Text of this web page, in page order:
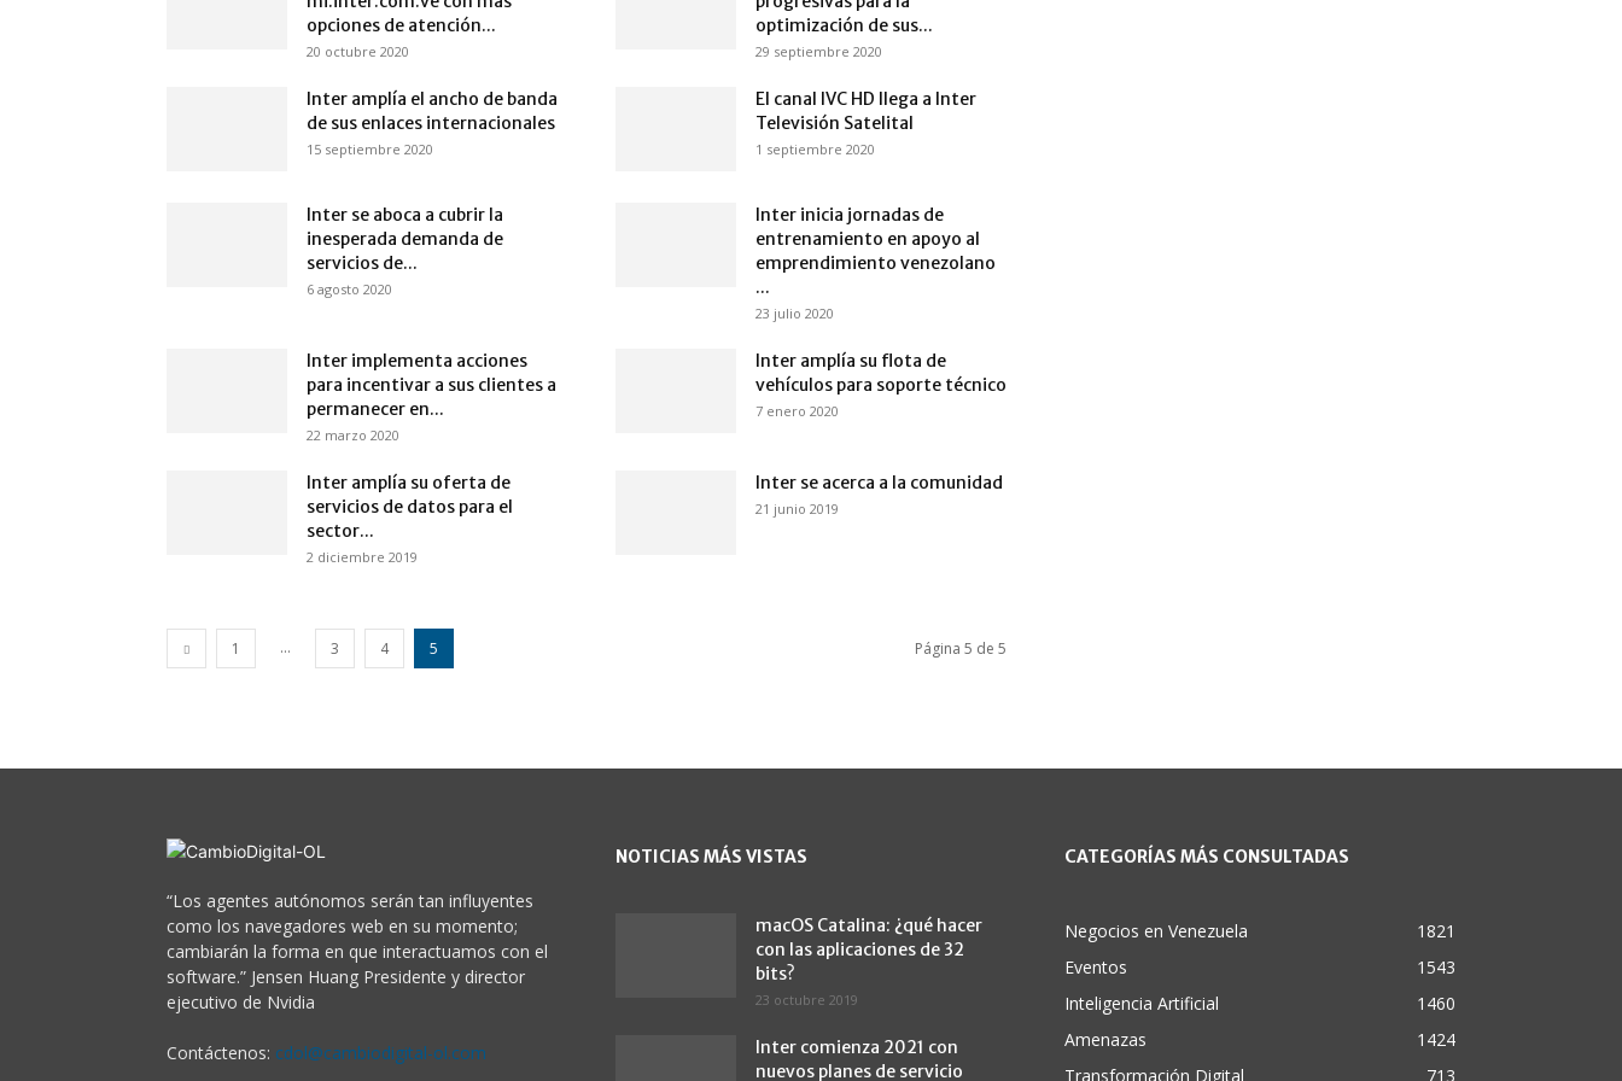
opciones de atención...
20 octubre 2020
optimización de sus...
29 septiembre 2020
Inter amplía el ancho de banda
de sus enlaces internacionales
15 septiembre 2020
El canal IVC HD llega a Inter
Televisión Satelital
1 septiembre 2020
Inter se aboca a cubrir la
inesperada demanda de
servicios de...
6 agosto 2020
Inter inicia jornadas de
entrenamiento en apoyo al
emprendimiento venezolano
...
23 julio 2020
Inter implementa acciones
para incentivar a sus clientes a
permanecer en...
22 marzo 2020
Inter amplía su flota de
vehículos para soporte técnico
7 enero 2020
Inter amplía su oferta de
servicios de datos para el
sector...
2 diciembre 2019
Inter se acerca a la comunidad
21 junio 2019
1 ... 3 4 5 Página 5 de 5
“Los agentes autónomos serán tan influyentes
como los navegadores web en su momento;
cambiarán la forma en que interactuamos con el
software.” Jensen Huang Presidente y director
ejecutivo de Nvidia
Contáctenos: cdol@cambiodigital-ol.com
NOTICIAS MÁS VISTAS
macOS Catalina: ¿qué hacer
con las aplicaciones de 32
bits?
23 octubre 2019
Inter comienza 2021 con
nuevos planes de servicio
CATEGORÍAS MÁS CONSULTADAS
Negocios en Venezuela
1821
Eventos
1543
Inteligencia Artificial
1460
Amenazas
1424
Transformación Digital
713